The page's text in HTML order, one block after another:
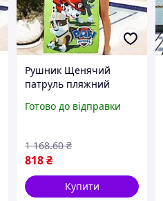
Рушник Щенячий
патруль пляжний
банний рушник
Готово до відправки
818₴
1 168.60 ₴
Купити